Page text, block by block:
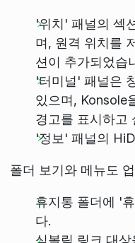
'위치' 패널의 섹
며, 원격 위치를
션이 추가되었습
'터미널' 패널은
있으며, Konsole
경고를 표시하고
'정보' 패널의
폴더 보기와 메뉴도
휴지통 폴더에 '
다.
심볼릭 링크 대